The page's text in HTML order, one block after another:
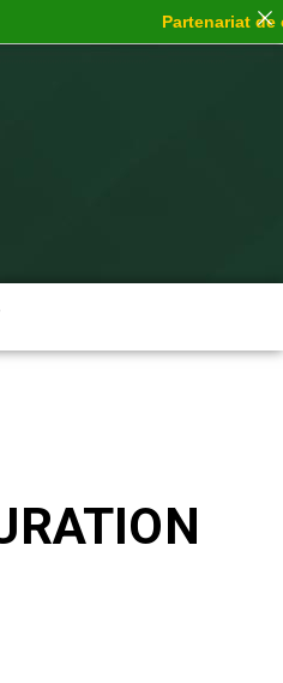
Partenariat de choc